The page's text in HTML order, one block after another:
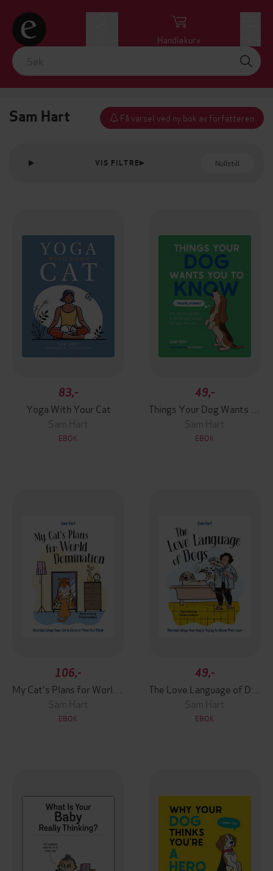
Handlekurv
Sam Hart Få varsel ved ny bok av forfatteren
VIS FILTRE Nullstill
83,-
Yoga With Your Cat
Sam Hart
EBOK
49,-
Sam Hart
EBOK
106,-
Sam Hart
EBOK
49,-
Sam Hart
EBOK